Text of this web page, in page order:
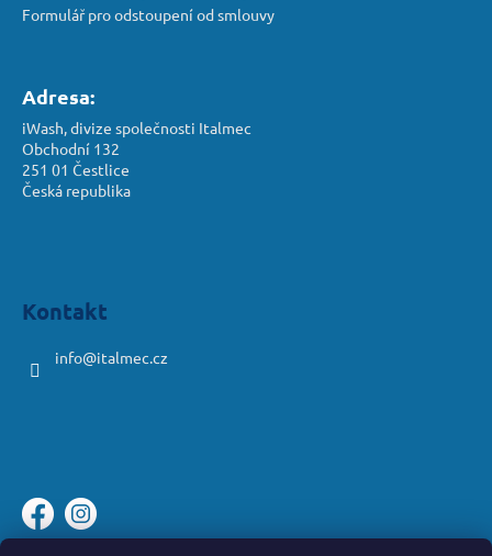
Formulář pro odstoupení od smlouvy
Adresa:
iWash, divize společnosti Italmec
Obchodní 132
251 01 Čestlice
Česká republika
Kontakt
info@italmec.cz